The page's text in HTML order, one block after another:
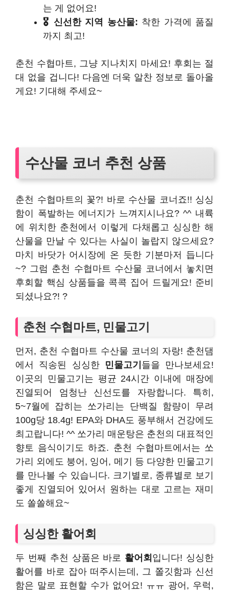
는 게 없어요!
🎖️ 신선한 지역 농산물: 착한 가격에 품질
까지 최고!
춘천 수협마트, 그냥 지나치지 마세요! 후회는 절
대 없을 겁니다! 다음엔 더욱 알찬 정보로 돌아올
게요! 기대해 주세요~
수산물 코너 추천 상품
춘천 수협마트의 꽃?! 바로 수산물 코너죠!! 싱싱
함이 폭발하는 에너지가 느껴지시나요? ^^ 내륙
에 위치한 춘천에서 이렇게 다채롭고 싱싱한 해
산물을 만날 수 있다는 사실이 놀랍지 않으세요?
마치 바닷가 어시장에 온 듯한 기분마저 듭니다
~? 그럼 춘천 수협마트 수산물 코너에서 놓치면
후회할 핵심 상품들을 콕콕 집어 드릴게요! 준비
되셨나요?! ?
춘천 수협마트, 민물고기
먼저, 춘천 수협마트 수산물 코너의 자랑! 춘천댐
에서 직송된 싱싱한 민물고기 들을 만나보세요!
이곳의 민물고기는 평균 24시간 이내에 매장에
진열되어 엄청난 신선도를 자랑합니다. 특히,
5~7월에 잡히는 쏘가리는 단백질 함량이 무려
100g당 18.4g! EPA와 DHA도 풍부해서 건강에도
최고랍니다! ^^ 쏘가리 매운탕은 춘천의 대표적인
향토 음식이기도 하죠. 춘천 수협마트에서는 쏘
가리 외에도 붕어, 잉어, 메기 등 다양한 민물고기
를 만나볼 수 있습니다. 크기별로, 종류별로 보기
좋게 진열되어 있어서 원하는 대로 고르는 재미
도 쏠쏠해요~
싱싱한 활어회
두 번째 추천 상품은 바로 활어회 입니다! 싱싱한
활어를 바로 잡아 떠주시는데, 그 쫄깃함과 신선
함은 말로 표현할 수가 없어요! ㅠㅠ 광어, 우럭,